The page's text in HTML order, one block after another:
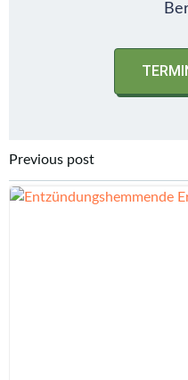
Post
navigation
Previous post